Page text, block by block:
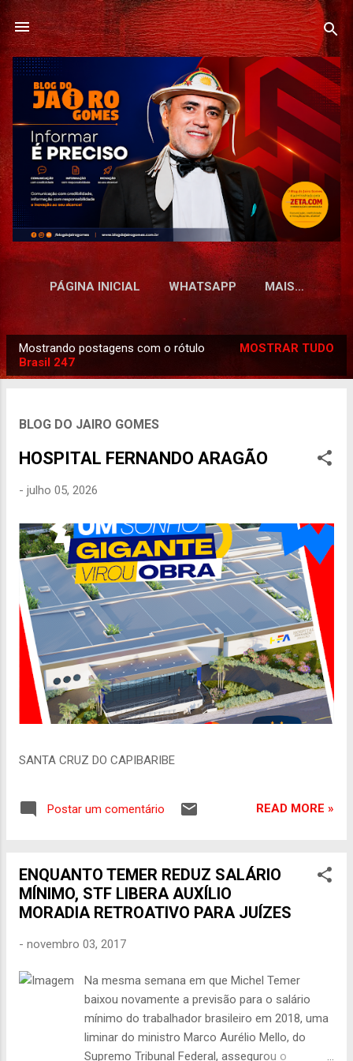
Pular para o conteúdo principal
PÁGINA INICIAL WHATSAPP MAIS…
o
Mostrando postagens com o rótulo
Brasil 247
MOSTRAR TUDO
BLOG DO JAIRO GOMES
HOSPITAL FERNANDO ARAGÃO
- julho 05, 2026
SANTA CRUZ DO CAPIBARIBE
Postar um comentário READ MORE »
ENQUANTO TEMER REDUZ SALÁRIO
MÍNIMO, STF LIBERA AUXÍLIO
MORADIA RETROATIVO PARA JUÍZES
- novembro 03, 2017
Na mesma semana em que Michel Temer
baixou novamente a previsão para o salário
mínimo do trabalhador brasileiro em 2018, uma
liminar do ministro Marco Aurélio Mello, do
Supremo Tribunal Federal, assegurou o